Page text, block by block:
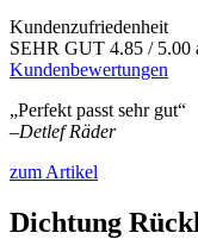
Kundenzufriedenheit
SEHR GUT 4.85 / 5.00
Kundenbewertungen
„Perfekt passt sehr gut“
–Detlef Räder
zum Artikel
Dichtung